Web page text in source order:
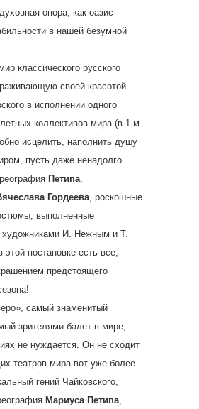
опора, как оазис
в нашей безумной
классического русского
своей красотой
в исполнении одного
коллективов мира (в 1-м
исцелить, наполнить душу
пусть даже ненадолго.
Петипа
Гордеева , роскошные
выполненные
художниками И. Нежным и Т.
постановке есть все,
предстоящего
самый знаменитый
зрителями балет в мире,
не нуждается. Он не сходит
театров мира вот уже более
гений Чайковского,
Мариуса Петипа